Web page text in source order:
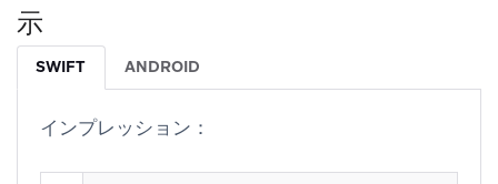
示
SWIFT ANDROID
インプレッション：